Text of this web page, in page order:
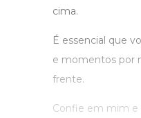
cima.
É essencial que
e momentos por
frente.
Confie em mim e